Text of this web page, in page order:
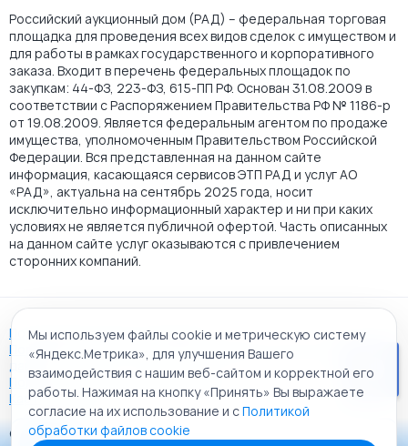
Российский аукционный дом (РАД) – федеральная торговая
площадка для проведения всех видов сделок с имуществом и
для работы в рамках государственного и корпоративного
заказа. Входит в перечень федеральных площадок по
закупкам: 44-ФЗ, 223-ФЗ, 615-ПП РФ. Основан 31.08.2009 в
соответствии с Распоряжением Правительства РФ № 1186-р
от 19.08.2009. Является федеральным агентом по продаже
имущества, уполномоченным Правительством Российской
Федерации. Вся представленная на данном сайте
информация, касающаяся сервисов ЭТП РАД и услуг АО
«РАД», актуальна на сентябрь 2025 года, носит
исключительно информационный характер и ни при каких
условиях не является публичной офертой. Часть описанных
на данном сайте услуг оказываются с привлечением
сторонних компаний.
Пользовательское соглашение
Политика АО "РАД" в отношении обработки персональных
данных
Политика обработки файлов cookie
Карта сайта
© 2009 - 2026 АО «Российский аукционный дом»
Мы используем файлы cookie и метрическую систему
«Яндекс.Метрика», для улучшения Вашего
взаимодействия с нашим веб-сайтом и корректной его
работы. Нажимая на кнопку «Принять» Вы выражаете
согласие на их использование и сПолитикой
обработки файлов cookie